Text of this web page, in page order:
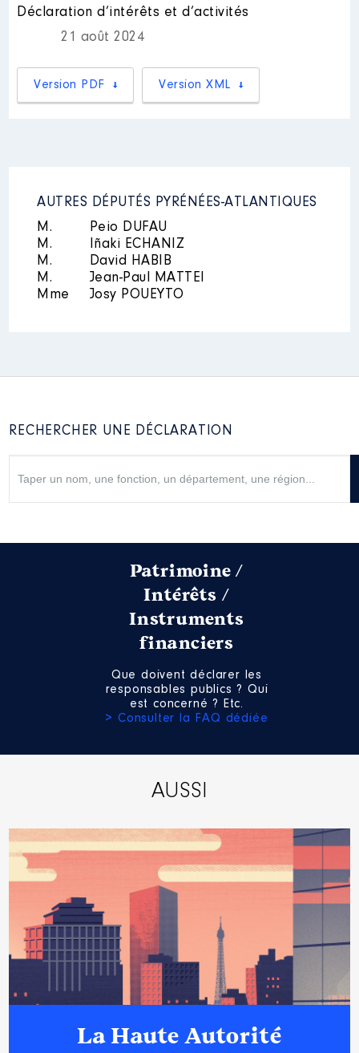
Mandat: conseillère
communautaire │ de : 01/2018 à
Rémunération ou gratification
:
2020
2 422 €
Net
2021
2 422 €
2022
2 422 €
2023
2 422 €
2024
1 615 €
Description des autres activités
professionnelles exercées :
collaboratrice
Nom: TANCREZ Muriel
Déclaration d’intérêts et d’activités
21 août 2024
Version PDF Version XML
AUTRES DÉPUTÉS PYRÉNÉES-ATLANTIQUES
M.
Peio DUFAU
M.
Iñaki ECHANIZ
M.
David HABIB
M.
Jean-Paul MATTEI
Mme
Josy POUEYTO
RECHERCHER UNE DÉCLARATION
Patrimoine /
Intérêts /
Instruments
financiers
Que doivent déclarer les
responsables publics ? Qui
est concerné ? Etc.
> Consulter la FAQ dédiée
AUSSI
La Haute Autorité